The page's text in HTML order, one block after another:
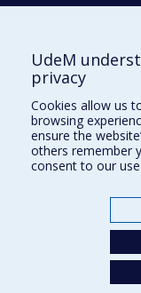
Plan du site
Accessibilité
Gabarits et image de
Agenda FMV &
La Faculté de médecine
UdeM
privacy
Cookies allow us
browsing
ensure the
others remember
consent to our